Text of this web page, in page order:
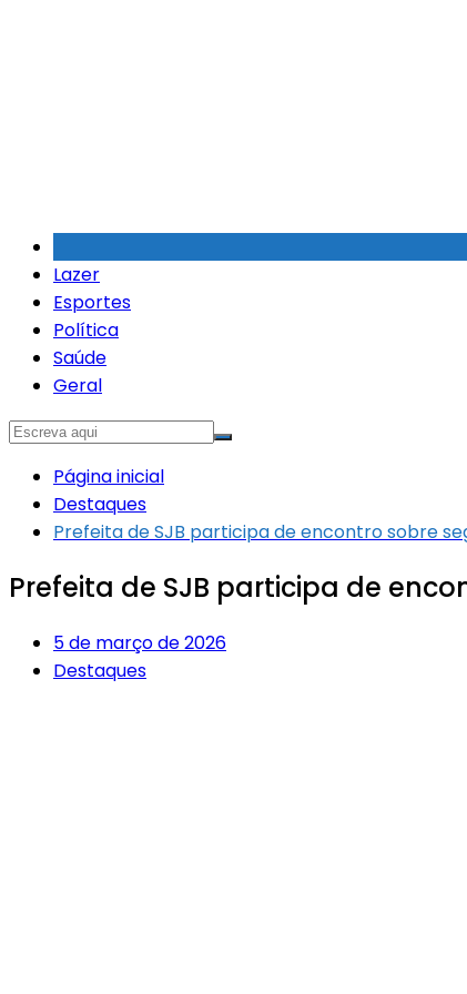
Lazer
Esportes
Política
Saúde
Geral
Página inicial
Destaques
Prefeita de SJB participa de encontro sobre
Prefeita de SJB participa de
5 de março de 2026
Destaques